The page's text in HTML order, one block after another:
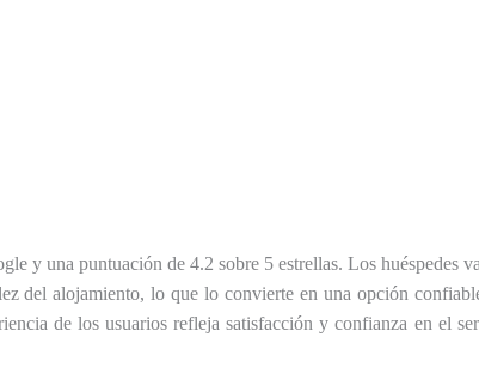
y una puntuación de 4.2 sobre 5 estrellas. Los huéspedes
del alojamiento, lo que lo convierte en una opción
de los usuarios refleja satisfacción y confianza en el